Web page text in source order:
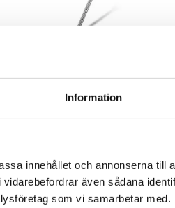
Information
innehållet och annonserna till
även sådana
som vi samarbetar